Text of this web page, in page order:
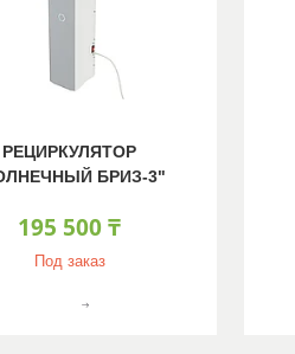
РЕЦИРКУЛЯТОР
БРИЗ-3"
195 500 ₸
Под заказ